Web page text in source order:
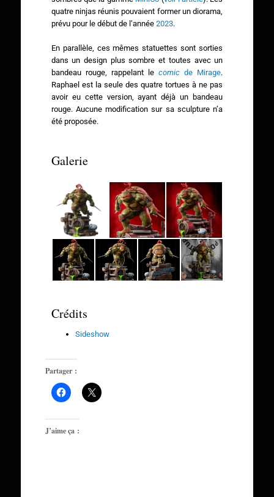
quatre ninjas réunis pouvaient former un diorama,
prévu pour le début de l’année 2023.
En parallèle, ces mêmes statuettes sont sorties
dans un design plus sombre et toutes avec un
bandeau rouge, rappelant lecomic de Mirage.
Raphael est la seule des quatre tortues à ne pas
avoir eu cette version, ayant déjà un bandeau
rouge. Aucune modification sur sa sculpture n’a
été proposée.
Galerie
Crédits
Sideshow
Partager :
J’aime ça :